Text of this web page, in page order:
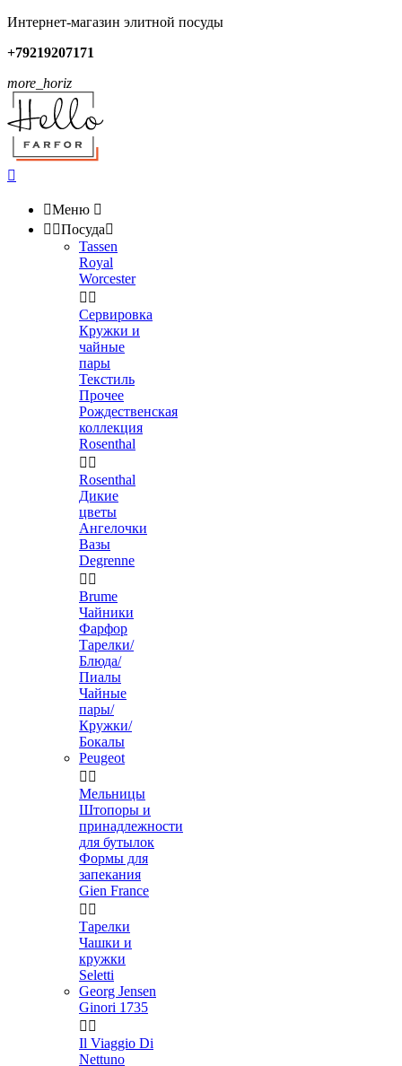
Интернет-магазин элитной посуды
+79219207171
more_horiz

Меню 
 Посуда
Tassen
Royal
Worcester
 
Сервировка
Кружки и
чайные
пары
Текстиль
Прочее
Рождественская
коллекция
Rosenthal
 
Rosenthal
Дикие
цветы
Ангелочки
Вазы
Degrenne
 
Brume
Чайники
Фарфор
Тарелки/
Блюда/
Пиалы
Чайные
пары/
Кружки/
Бокалы
Peugeot
 
Мельницы
Штопоры и
принадлежности
для бутылок
Формы для
запекания
Gien France
 
Тарелки
Чашки и
кружки
Seletti
Georg Jensen
Ginori 1735
 
Il Viaggio Di
Nettuno